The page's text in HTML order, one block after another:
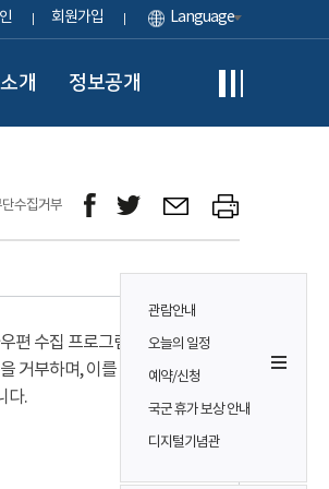
회원가입 Language
소개 정보공개
관람안내
오늘의 일정
예약/신청
국군 휴가 보상 안내
디지털기념관
수집거부
편 수집 프로그램이나
거부하며, 이를 위반시
다.